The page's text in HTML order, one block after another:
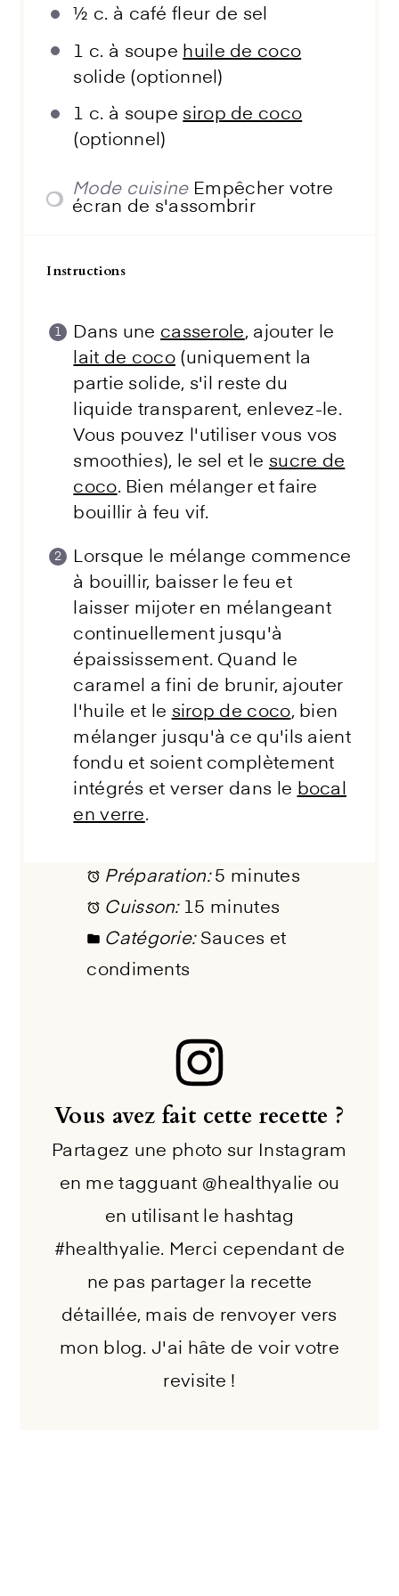
½ c. à café fleur de sel
1 c. à soupe huile de coco
solide (optionnel)
1 c. à soupe sirop de coco
(optionnel)
Mode cuisine Empêcher votre
écran de s'assombrir
Instructions
Dans une casserole, ajouter le
lait de coco (uniquement la
partie solide, s'il reste du
liquide transparent, enlevez-le.
Vous pouvez l'utiliser vous vos
smoothies), le sel et le sucre de
coco. Bien mélanger et faire
bouillir à feu vif.
Lorsque le mélange commence
à bouillir, baisser le feu et
laisser mijoter en mélangeant
continuellement jusqu'à
épaississement. Quand le
caramel a fini de brunir, ajouter
l'huile et le sirop de coco, bien
mélanger jusqu'à ce qu'ils aient
fondu et soient complètement
intégrés et verser dans le bocal
en verre.
Préparation: 5 minutes
Cuisson: 15 minutes
Catégorie: Sauces et
condiments
Vous avez fait cette recette ?
Partagez une photo sur Instagram
en me tagguant @healthyalie ou
en utilisant le hashtag
#healthyalie. Merci cependant de
ne pas partager la recette
détaillée, mais de renvoyer vers
mon blog. J'ai hâte de voir votre
revisite !